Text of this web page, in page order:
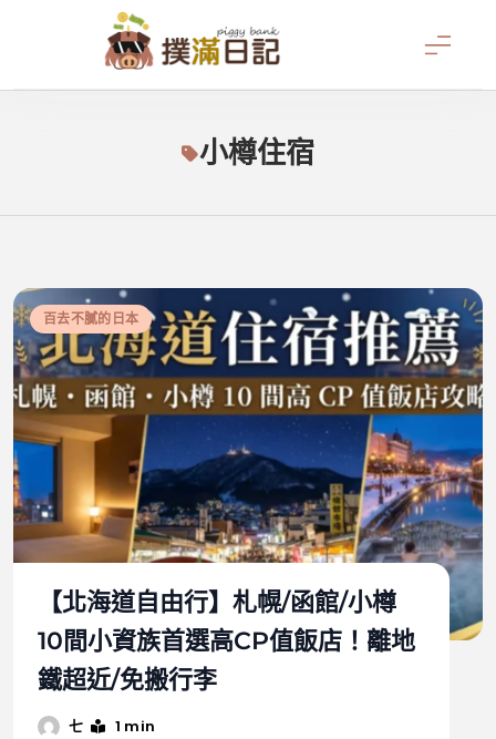
撲滿日記
小樽住宿
百去不膩的日本
【北海道自由行】札幌/函館/小樽
10間小資族首選高CP值飯店！離地
鐵超近/免搬行李
七 1 min